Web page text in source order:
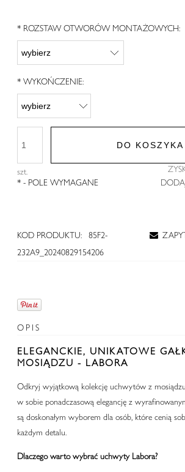
* ROZSTAW OTWORÓW MONTAŻOWYCH:
* WYKOŃCZENIE:
szt.
DO KOSZYKA
* - POLE WYMAGANE
KOD PRODUKTU:
85F2-
232A9_20240829154206
OPIS
ELEGANCKIE, UNIKATOWE
MOSIĄDZU - LABORA
Odkryj wyjątkową kolekcję uchwytów z mosiądzu
w sobie ponadczasową elegancję z
są doskonałym wyborem dla osób, które cenią
każdym detalu.
Dlaczego warto wybrać uchwyty Labora?